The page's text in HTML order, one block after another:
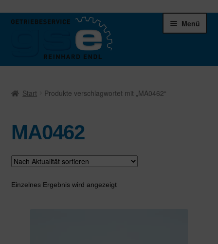
Zur
Zum
Menü
Schaltgetriebe
Verteilergetriebe
Warenkorb
Start Produkte verschlagwortet mit „MA0462“
MA0462
Einzelnes Ergebnis wird angezeigt